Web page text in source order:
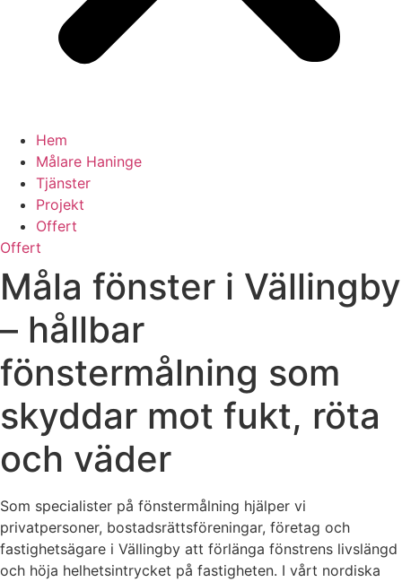
Hem
Målare Haninge
Tjänster
Projekt
Offert
Offert
Måla fönster i Vällingby
– hållbar
fönstermålning som
skyddar mot fukt, röta
och väder
Som specialister på fönstermålning hjälper vi
privatpersoner, bostadsrättsföreningar, företag och
fastighetsägare i Vällingby att förlänga fönstrens livslängd
och höja helhetsintrycket på fastigheten. I vårt nordiska